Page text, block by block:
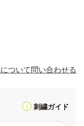
ついて問い合わせる
刺繍ガイド